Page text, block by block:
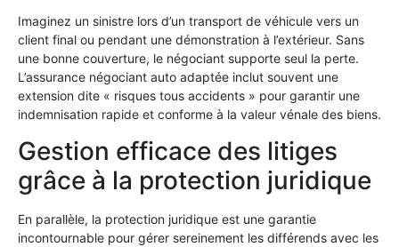
Imaginez un sinistre lors d’un transport de véhicule vers un
client final ou pendant une démonstration à l’extérieur. Sans
une bonne couverture, le négociant supporte seul la perte.
L’assurance négociant auto adaptée inclut souvent une
extension dite « risques tous accidents » pour garantir une
indemnisation rapide et conforme à la valeur vénale des biens.
Gestion efficace des litiges
grâce à la protection juridique
En parallèle, la protection juridique est une garantie
incontournable pour gérer sereinement les différends avec les